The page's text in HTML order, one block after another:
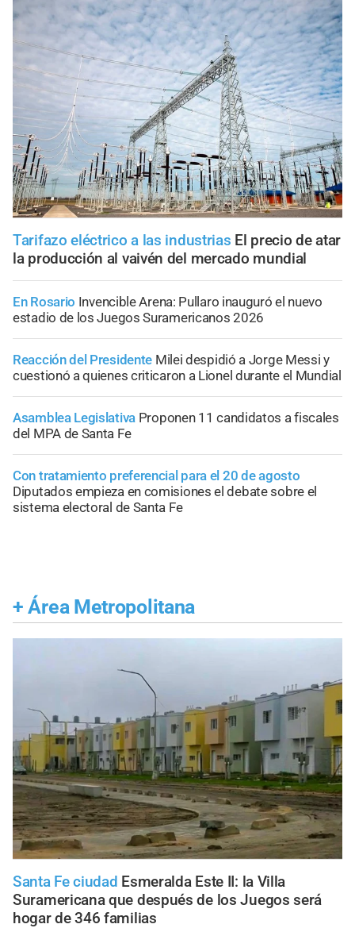
Tarifazo eléctrico a las industrias El precio de atar
la producción al vaivén del mercado mundial
En Rosario Invencible Arena: Pullaro inauguró el nuevo
estadio de los Juegos Suramericanos 2026
Reacción del Presidente Milei despidió a Jorge Messi y
cuestionó a quienes criticaron a Lionel durante el Mundial
Asamblea Legislativa Proponen 11 candidatos a fiscales
del MPA de Santa Fe
Con tratamiento preferencial para el 20 de agosto
Diputados empieza en comisiones el debate sobre el
sistema electoral de Santa Fe
+ Área Metropolitana
Santa Fe ciudad Esmeralda Este II: la Villa
Suramericana que después de los Juegos será
hogar de 346 familias